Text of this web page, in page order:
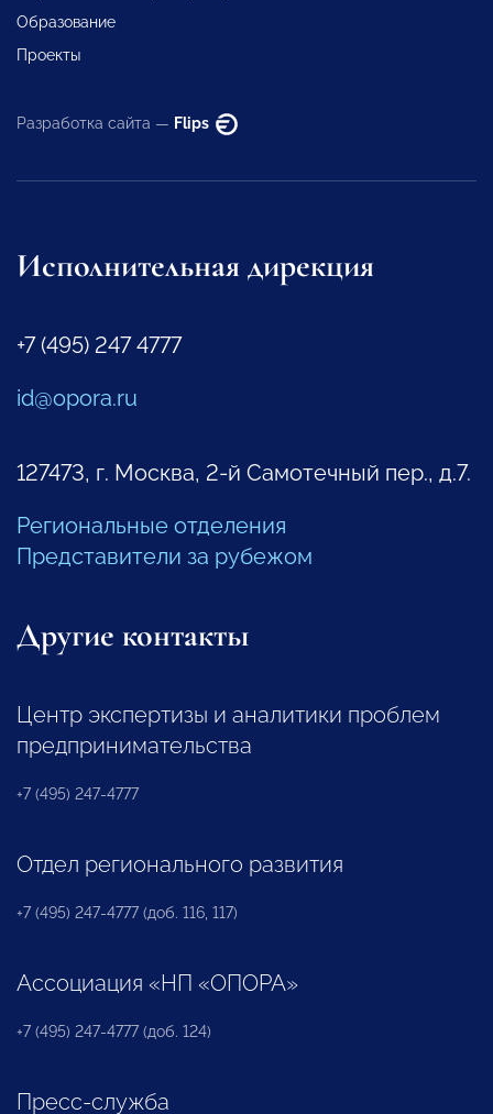
Образование
Проекты
Разработка сайта — Flips
Исполнительная дирекция
+7 (495) 247 4777
id@opora.ru
127473, г. Москва, 2-й Самотечный пер., д.7.
Региональные отделения
Представители за рубежом
Другие контакты
Центр экспертизы и аналитики проблем
предпринимательства
+7 (495) 247-4777
Отдел регионального развития
+7 (495) 247-4777 (доб. 116, 117)
Ассоциация «НП «ОПОРА»
+7 (495) 247-4777 (доб. 124)
Пресс-служба